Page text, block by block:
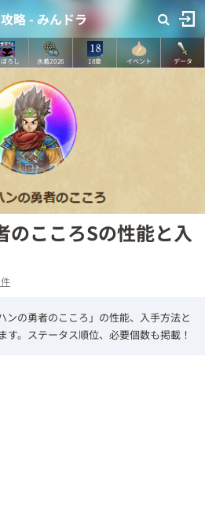
略 - みんドラ
ろし 水着2026 18章 イベント データ
のこころSの性能と入
ンの勇者のこころ」の性能、入手方法と
す。ステータス順位、必要個数も掲載！